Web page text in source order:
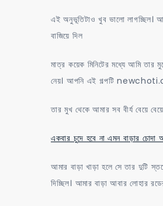
এই অনুভূতিটাও খুব ভালো লাগচ্ছিল।
বাজিয়ে দিল
মাত্র কয়েক মিনিটের মধ্যে আমি তার
নেয়। আপনি এই গল্পটি
তার মুখ থেকে আমার সব বীর্য বেয়ে
একবার চুদে হবে না এমন বাড়ার চোদা
আমার বাড়া খাড়া হলে সে তার দুটি
দিচ্ছিল। আমার বাড়া আবার লোহার